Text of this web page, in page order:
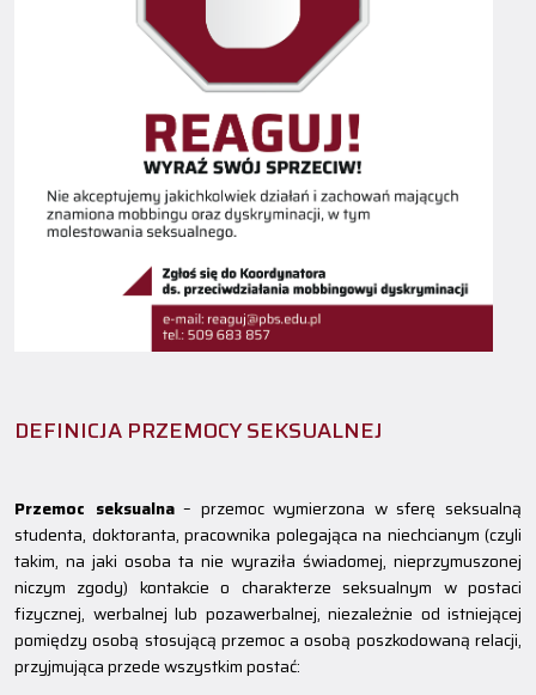
DEFINICJA PRZEMOCY SEKSUALNEJ
Przemoc seksualna– przemoc wymierzona w sferę seksualną
studenta, doktoranta, pracownika polegająca na niechcianym (czyli
takim, na jaki osoba ta nie wyraziła świadomej, nieprzymuszonej
niczym zgody) kontakcie o charakterze seksualnym w postaci
fizycznej, werbalnej lub pozawerbalnej, niezależnie od istniejącej
pomiędzy osobą stosującą przemoc a osobą poszkodowaną relacji,
przyjmująca przede wszystkim postać: